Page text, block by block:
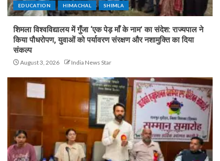
EDUCATION HIMACHAL SHIMLA
शिमला विश्वविद्यालय में गुँजा ‘एक पेड़ माँ के नाम’ का संदेश: राज्यपाल ने
किया पौधरोपण, युवाओं को पर्यावरण संरक्षण और नशामुक्ति का दिया
संकल्प
August 3, 2026 India News Star